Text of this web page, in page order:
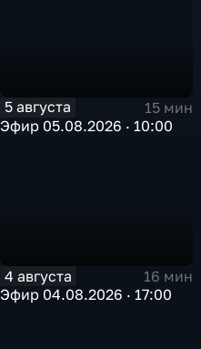
5 августа
15 мин
Эфир 05.08.2026 · 10:00
4 августа
16 мин
Эфир 04.08.2026 · 17:00